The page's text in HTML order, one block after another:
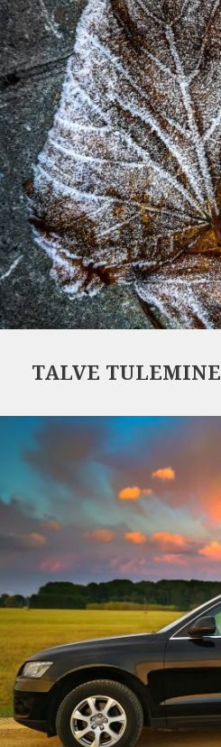
TALVE TULEMINE